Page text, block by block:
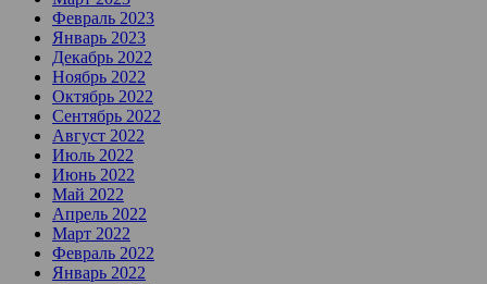
Февраль 2023
Январь 2023
Декабрь 2022
Ноябрь 2022
Октябрь 2022
Сентябрь 2022
Август 2022
Июль 2022
Июнь 2022
Май 2022
Апрель 2022
Март 2022
Февраль 2022
Январь 2022